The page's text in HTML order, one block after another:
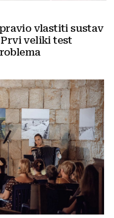
vlastiti sustav
veliki test